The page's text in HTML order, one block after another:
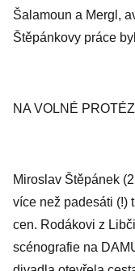
Šalamoun a Mergl,
Štěpánkovy práce
NA VOLNÉ
Miroslav Štěpánek
více než padesáti (!)
cen. Rodákovi z
scénografie na